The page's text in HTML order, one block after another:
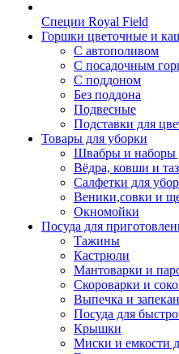
Специи Royal Field
Горшки цветочные и
С автополивом
С посадочным
С поддоном
Без поддона
Подвесные
Подставки для
Товары для уборки
Швабры и наборы
Вёдра, ковши и
Салфетки для
Веники,совки и
Окномойки
Посуда для
Тажины
Кастрюли
Мантоварки и
Скороварки и
Выпечка и
Посуда для
Крышки
Миски и емкости